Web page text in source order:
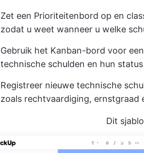
Zet een Prioriteitenbord op en
zodat u weet wanneer u welke
Gebruik het Kanban-bord voor
technische schulden en hun status
Registreer nieuwe technische
zoals rechtvaardiging, ernstgraad
Dit